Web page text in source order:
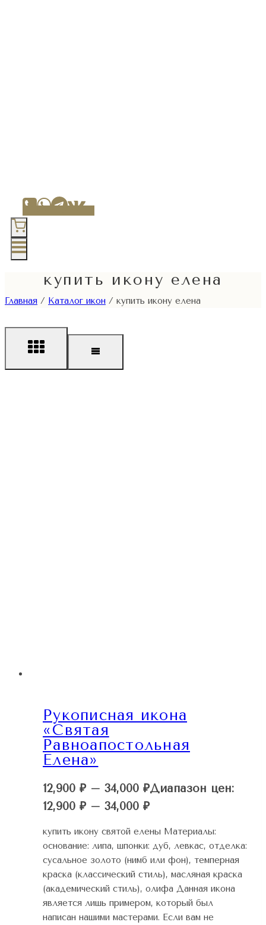
купить икону елена
Главная / Каталог икон / купить икону елена
Рукописная икона
«Святая
Равноапостольная
Елена»
12,900 ₽ – 34,000 ₽Диапазон цен:
12,900 ₽ – 34,000 ₽
купить икону святой елены Материалы:
основание: липа, шпонки: дуб, левкас, отделка:
сусальное золото (нимб или фон), темперная
краска (классический стиль), масляная краска
(академический стиль), олифа Данная икона
является лишь примером, который был
написан нашими мастерами. Если вам не